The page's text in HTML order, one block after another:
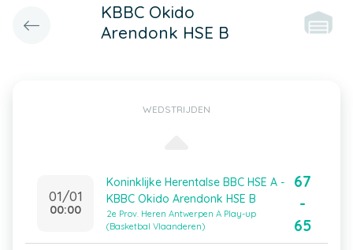
KBBC Okido
Arendonk HSE B
WEDSTRIJDEN
01/01
00:00
Koninklijke Herentalse BBC HSE A -
KBBC Okido Arendonk HSE B
2e Prov. Heren Antwerpen A Play-up
(Basketbal Vlaanderen)
67
-
65